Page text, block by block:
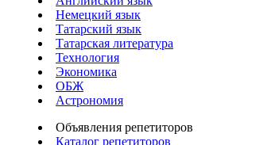
Немецкий язык
Татарский язык
Татарская литература
Технология
Экономика
ОБЖ
Астрономия
Объявления репетиторов
Каталог репетиторов